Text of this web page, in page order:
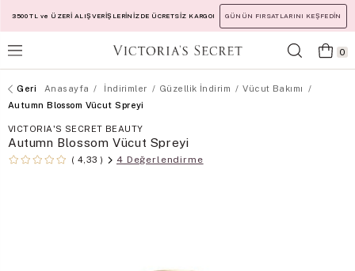
3500 TL ve ÜZERİ ALIŞVERİŞLERİNİZDE ÜCRETSİZ KARGO! GÜNÜN FIRSATLARINI KEŞFEDİN
0
Anasayfa İndirimler Güzellik İndirim
Vücut Bakımı
Autumn Blossom Vücut Spreyi
VICTORIA'S SECRET BEAUTY
Autumn Blossom Vücut Spreyi
4,33 4 Değerlendirme